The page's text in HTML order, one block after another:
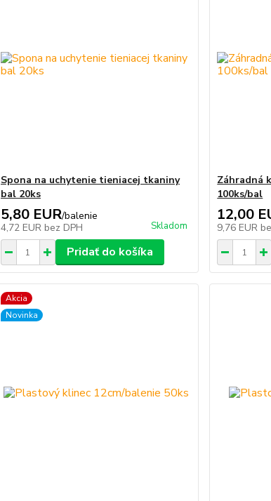
Spona na uchytenie tieniacej tkaniny
bal 20ks
5,80 EUR/balenie
4,72 EUR bez DPH Skladom
Pridať do košíka
Záhradná
100ks/bal
12,00
9,76 EUR
Akcia
Novinka